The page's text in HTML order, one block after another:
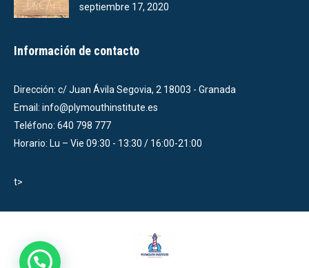
septiembre 17, 2020
Información de contacto
Dirección: c/ Juan Ávila Segovia, 2 18003 - Granada
Email: info@plymouthinstitute.es
Teléfono: 640 798 777
Horario: Lu – Vie 09:30 - 13:30 / 16:00-21:00
t>